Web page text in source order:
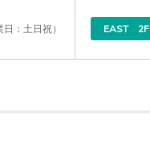
：土日祝） EAST 2F